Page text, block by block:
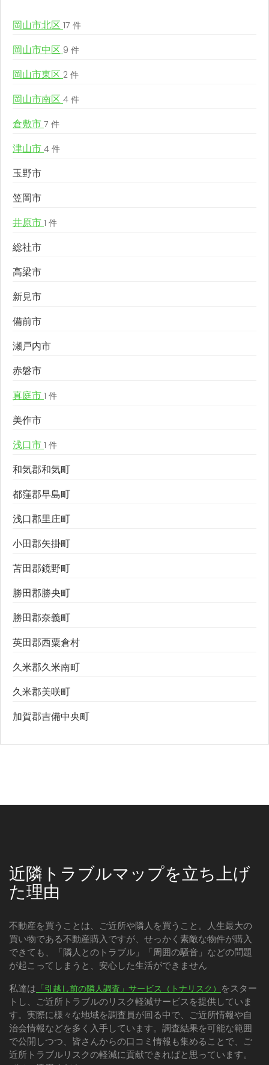
岡山市北区 17 件
岡山市中区 9 件
岡山市東区 2 件
岡山市南区 4 件
倉敷市 7 件
津山市 4 件
玉野市
笠岡市
井原市 1 件
総社市
高梁市
新見市
備前市
瀬戸内市
赤磐市
真庭市 1 件
美作市
浅口市 1 件
和気郡和気町
都窪郡早島町
浅口郡里庄町
小田郡矢掛町
苫田郡鏡野町
勝田郡勝央町
勝田郡奈義町
英田郡西粟倉村
久米郡久米南町
久米郡美咲町
加賀郡吉備中央町
近隣トラブルマップを立ち上げ
た理由
不動産を買うことは、ご近所や隣人を買うこと。人生最大の
買い物である不動産購入ですが、せっかく素敵な物件が購入
できても、「隣人とのトラブル」「周囲の騒音」などの問題
が起こってしまうと、安心した生活ができません
私達は 「引越し前の隣人調査」サービス（トナリスク） をスター
トし、ご近所トラブルのリスク軽減サービスを提供していま
す。実際に様々な地域を調査員が回る中で、ご近所情報や自
治会情報などを多く入手しています。調査結果を可能な範囲
で公開しつつ、皆さんからの口コミ情報も集めることで、ご
近所トラブルリスクの軽減に貢献できればと思っています。